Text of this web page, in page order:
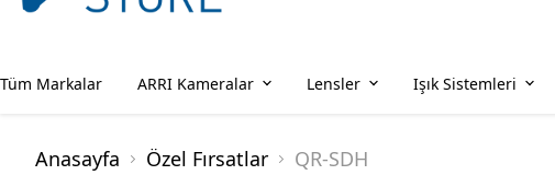
Tüm Markalar ARRI Kameralar Lensler Işık Sistemleri
Anasayfa Özel Fırsatlar QR-SDH